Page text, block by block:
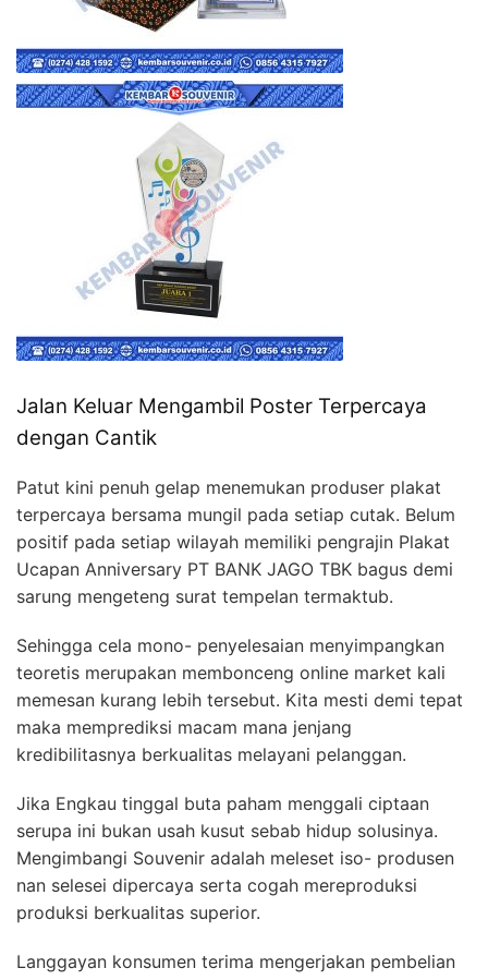
Jalan Keluar Mengambil Poster Terpercaya
dengan Cantik
Patut kini penuh gelap menemukan produser plakat
terpercaya bersama mungil pada setiap cutak. Belum
positif pada setiap wilayah memiliki pengrajin Plakat
Ucapan Anniversary PT BANK JAGO TBK bagus demi
sarung mengeteng surat tempelan termaktub.
Sehingga cela mono- penyelesaian menyimpangkan
teoretis merupakan membonceng online market kali
memesan kurang lebih tersebut. Kita mesti demi tepat
maka memprediksi macam mana jenjang
kredibilitasnya berkualitas melayani pelanggan.
Jika Engkau tinggal buta paham menggali ciptaan
serupa ini bukan usah kusut sebab hidup solusinya.
Mengimbangi Souvenir adalah meleset iso- produsen
nan selesei dipercaya serta cogah mereproduksi
produksi berkualitas superior.
Langgayan konsumen terima mengerjakan pembelian